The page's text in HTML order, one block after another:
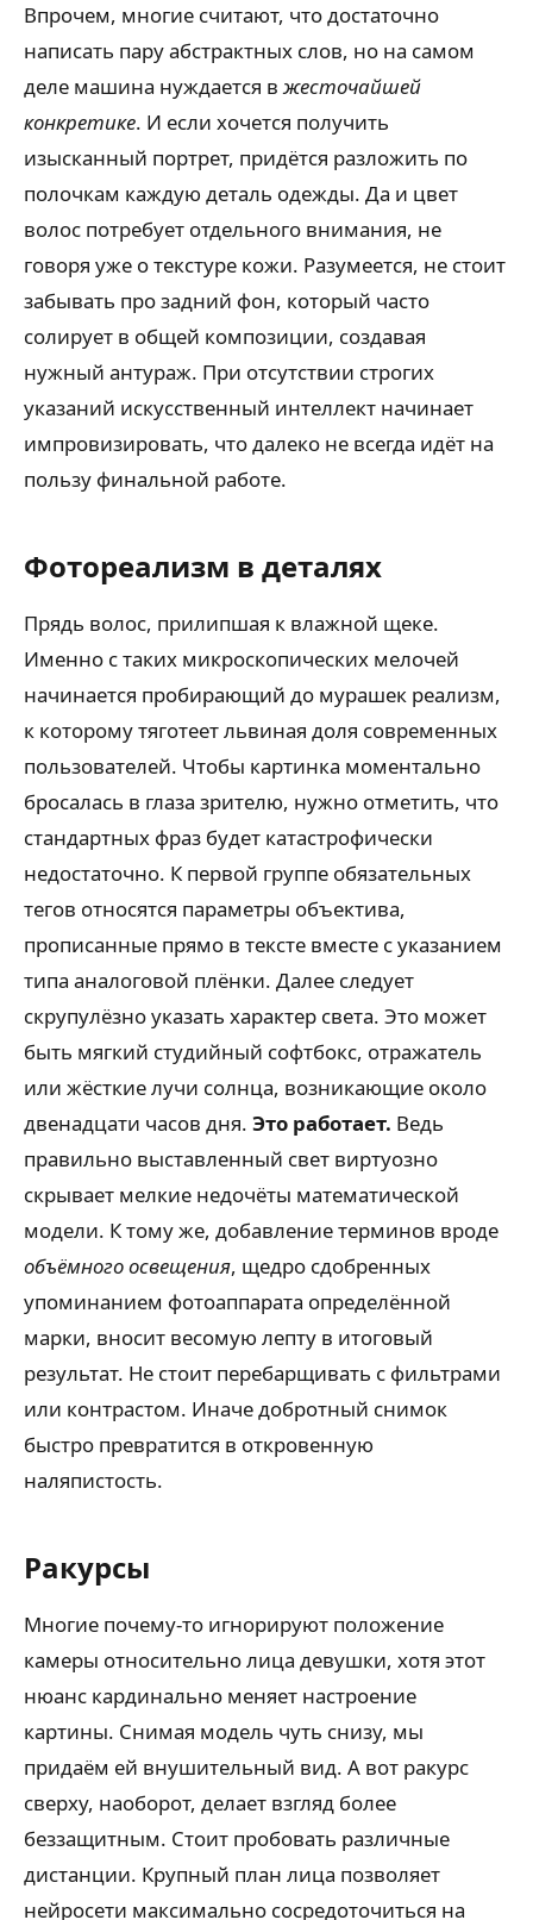
Впрочем, многие считают, что достаточно
написать пару абстрактных слов, но на самом
деле машина нуждается вжесточайшей
конкретике. И если хочется получить
изысканный портрет, придётся разложить по
полочкам каждую деталь одежды. Да и цвет
волос потребует отдельного внимания, не
говоря уже о текстуре кожи. Разумеется, не стоит
забывать про задний фон, который часто
солирует в общей композиции, создавая
нужный антураж. При отсутствии строгих
указаний искусственный интеллект начинает
импровизировать, что далеко не всегда идёт на
пользу финальной работе.
Фотореализм в деталях
Прядь волос, прилипшая к влажной щеке.
Именно с таких микроскопических мелочей
начинается пробирающий до мурашек реализм,
к которому тяготеет львиная доля современных
пользователей. Чтобы картинка моментально
бросалась в глаза зрителю, нужно отметить, что
стандартных фраз будет катастрофически
недостаточно. К первой группе обязательных
тегов относятся параметры объектива,
прописанные прямо в тексте вместе с указанием
типа аналоговой плёнки. Далее следует
скрупулёзно указать характер света. Это может
быть мягкий студийный софтбокс, отражатель
или жёсткие лучи солнца, возникающие около
двенадцати часов дня. Это работает. Ведь
правильно выставленный свет виртуозно
скрывает мелкие недочёты математической
модели. К тому же, добавление терминов вроде
объёмного освещения, щедро сдобренных
упоминанием фотоаппарата определённой
марки, вносит весомую лепту в итоговый
результат. Не стоит перебарщивать с фильтрами
или контрастом. Иначе добротный снимок
быстро превратится в откровенную
наляпистость.
Ракурсы
Многие почему-то игнорируют положение
камеры относительно лица девушки, хотя этот
нюанс кардинально меняет настроение
картины. Снимая модель чуть снизу, мы
придаём ей внушительный вид. А вот ракурс
сверху, наоборот, делает взгляд более
беззащитным. Стоит пробовать различные
дистанции. Крупный план лица позволяет
нейросети максимально сосредоточиться на